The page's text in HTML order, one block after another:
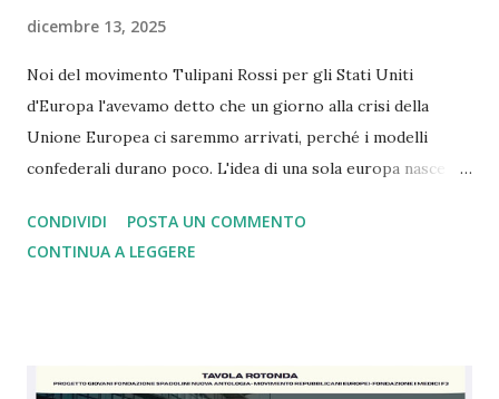
dicembre 13, 2025
Noi del movimento Tulipani Rossi per gli Stati Uniti
d'Europa l'avevamo detto che un giorno alla crisi della
Unione Europea ci saremmo arrivati, perché i modelli
confederali durano poco. L'idea di una sola europa nasce
mondiale dove i nazisti vennero sconfitti grazie a Churchill
che comprese, a differenza di Chamberlain, il rischio. Oggi
lasciare. Ebbene siamo arrivati al punto che dopo 4 anni di
CONDIVIDI
POSTA UN COMMENTO
CONTINUA A LEGGERE